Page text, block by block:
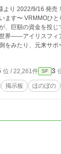
より 2022/9/16 発
Online』――フルダイブVR
じて作らせたと言われる
世界――アイリスフ
をみたり、元来サ
の出雲澪。 同じ電
怪我しているのを
に影響を及ぼしていくのであ
澪：ミオン … 高1
斗：ナット … ショ
位 / 22,261件 SF 3
掲示板 ほのぼの